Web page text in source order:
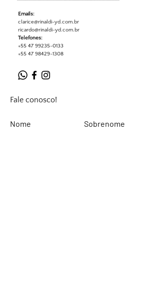
Emails:
clarice@rinaldi-yd.com.br
ricardo@rinaldi-yd.com.br
Telefones:
+55 47 99235-0133
+55 47 98429-1308
Fale conosco!
Nome Sobrenome